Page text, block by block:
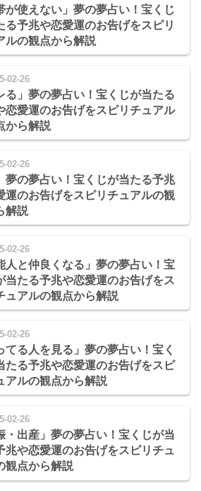
が使えない」夢の夢占い！宝くじ
る予兆や恋愛運のお告げをスピリ
ルの観点から解説
02-26
る」夢の夢占い！宝くじが当たる
恋愛運のお告げをスピリチュアル
から解説
02-26
夢の夢占い！宝くじが当たる予兆
運のお告げをスピリチュアルの観
解説
02-26
人と仲良くなる」夢の夢占い！宝
当たる予兆や恋愛運のお告げをス
ュアルの観点から解説
02-26
てる人を見る」夢の夢占い！宝く
たる予兆や恋愛運のお告げをスピ
アルの観点から解説
02-26
・出産」夢の夢占い！宝くじが当
兆や恋愛運のお告げをスピリチュ
観点から解説